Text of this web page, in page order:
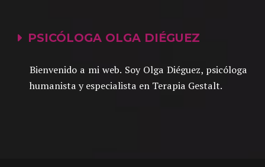
PSICÓLOGA OLGA DIÉGUEZ
Bienvenido a mi web. Soy Olga Diéguez, psicóloga
humanista y especialista en Terapia Gestalt.